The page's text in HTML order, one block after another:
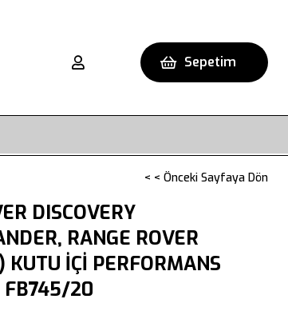
Sepetim
< < Önceki Sayfaya Dön
DISCOVERY
RANGE ROVER
İÇİ PERFORMANS
FB745/20